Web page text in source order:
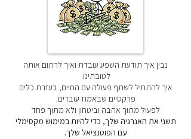
נבין איך תודעת השפע עובדת ואיך לרתום אותה
לטובתינו.
איך להתחיל לשתף פעולה עם החיים, בעזרת כלים
פרקטיים שבאמת עובדים.
לפעול מתוך אהבה וביטחון ולא מתוך פחד
תשני את האנרגיה שלך, כדי להיות במימוש מקסימלי
עם הפוטנציאל שלך.